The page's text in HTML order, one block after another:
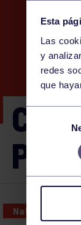
Esta
Las
y
redes
que
Selección
CTO
Natación